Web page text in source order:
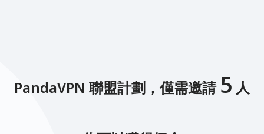
PandaVPN 聯盟計劃，僅需邀請 5 人